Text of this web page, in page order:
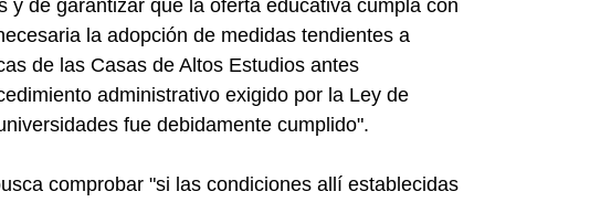
y de garantizar que la oferta educativa cumpla con
la adopción de medidas tendientes a
de las Casas de Altos Estudios antes
administrativo exigido por la Ley de
fue debidamente cumplido".
comprobar "si las condiciones allí establecidas